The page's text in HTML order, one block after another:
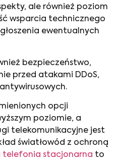
ale również poziom
wsparcia technicznego
ewentualnych
bezpieczeństwo,
przed atakami DDoS,
opcji
poziomie, a
telekomunikacyjne jest
światłowód z ochroną
telefonia stacjonarna to